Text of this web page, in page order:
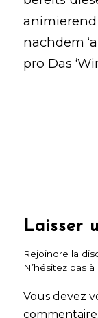
nachdem
pro Das
Laisser
Rejoindre la
N’hésitez pas
Vous devez
commentaire.